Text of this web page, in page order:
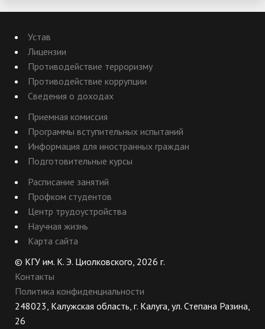
Устав
Лицензии
Противодействие терроризму
Противодействие коррупции
Сведения о доходах
Приемная комиссия
Программы вступительных испытаний
Информация для иностранных граждан
Подготовительные курсы
Расписание занятий
Профком студентов
Центр трудоустройства
Научная жизнь
Карта сайта
© КГУ им. К. Э. Циолковского, 2026 г.
Контакты
Политика конфиденциальности
248023, Калужская область, г. Калуга, ул. Степана Разина,
26